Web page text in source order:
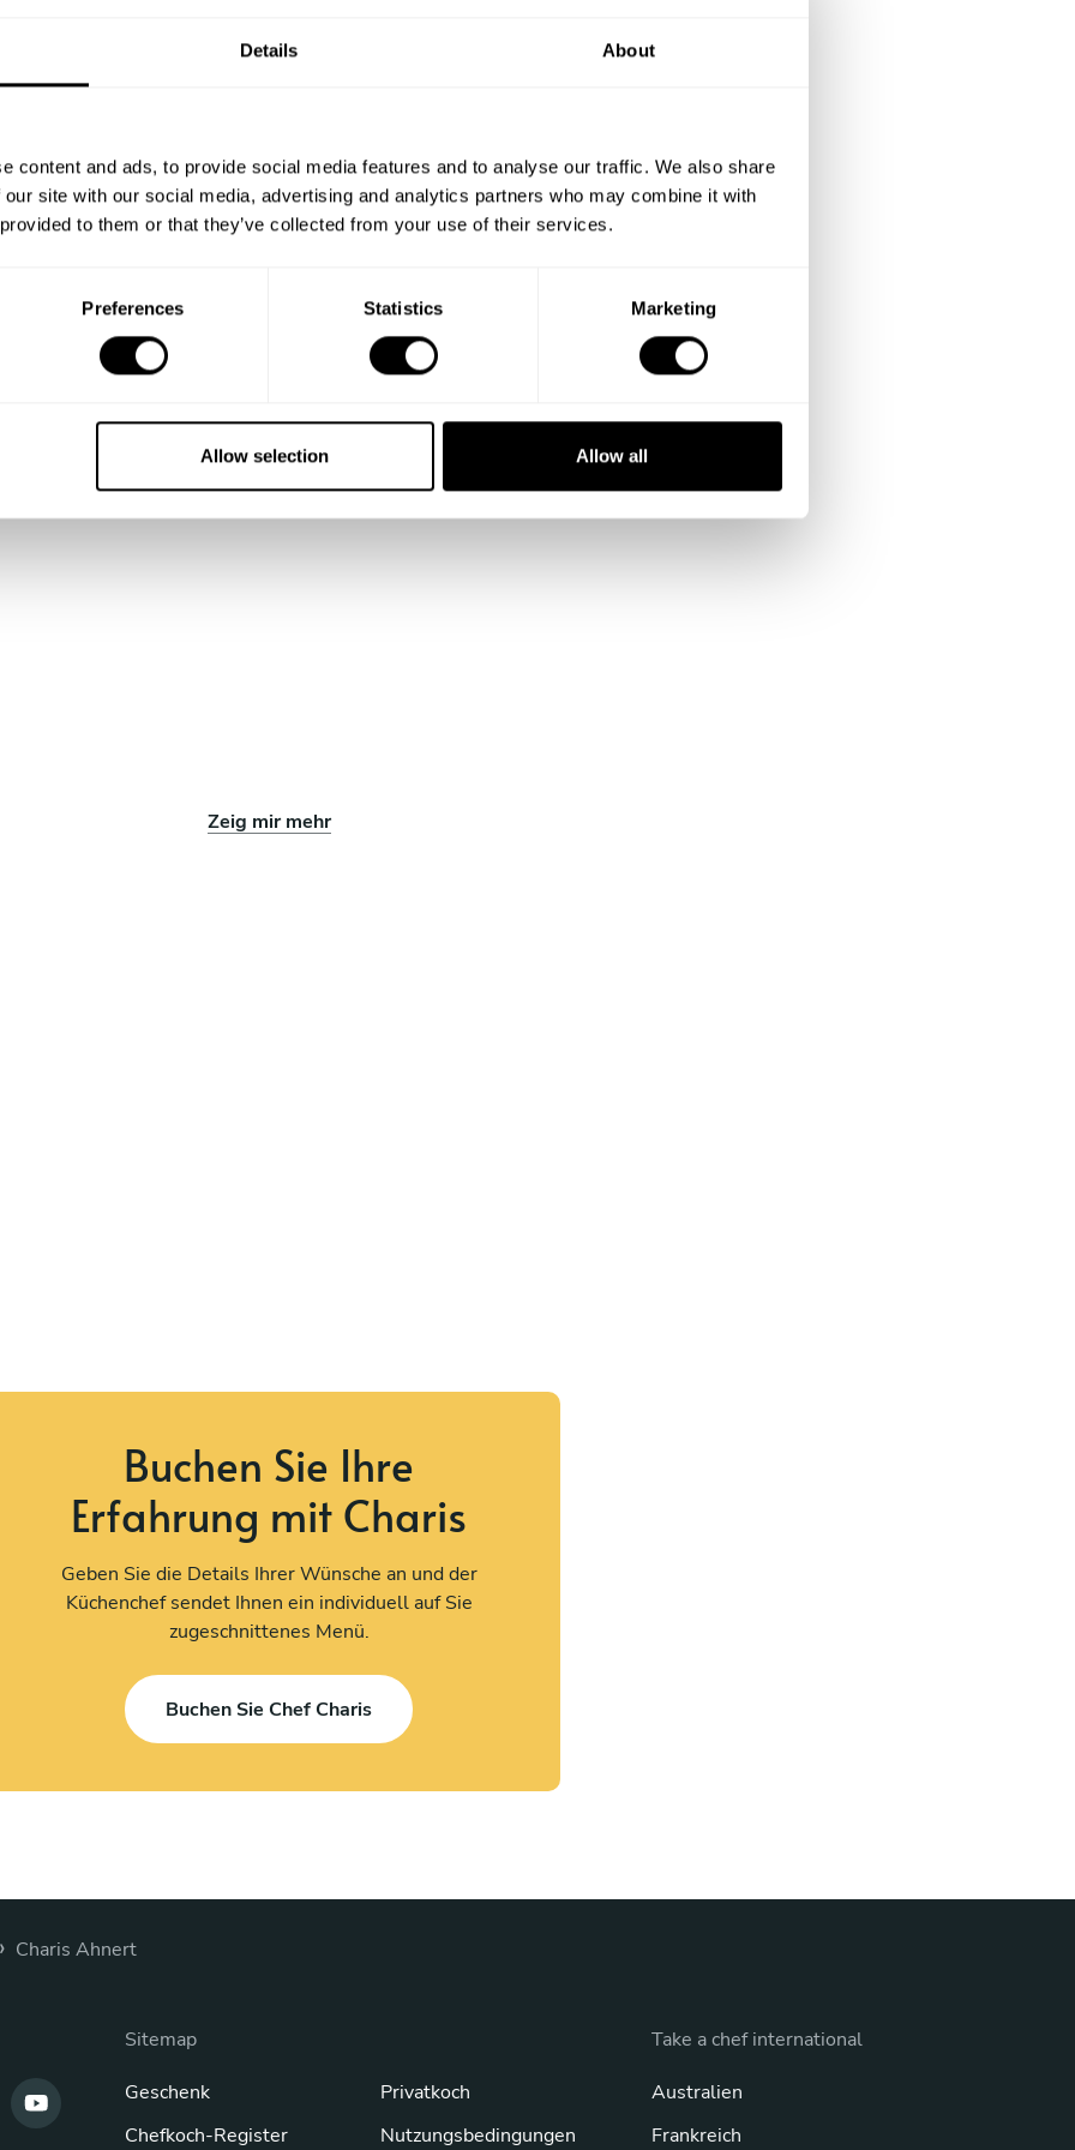
Details About
content and ads, to provide social media features and to analyse our traffic. We also share
site with our social media, advertising and analytics partners who may combine it with
to them or that they’ve collected from your use of their services.
Preferences Statistics Marketing
Allow selection Allow all
Zeig mir mehr
Buchen Sie Ihre
Erfahrung mit Charis
Geben Sie die Details Ihrer Wünsche an und der
Küchenchef sendet Ihnen ein individuell auf Sie
zugeschnittenes Menü.
Buchen Sie Chef Charis
› Charis Ahnert
Sitemap
Geschenk
Chefkoch-Register
Privatkoch
Nutzungsbedingungen
Take a chef international
Australien
Frankreich